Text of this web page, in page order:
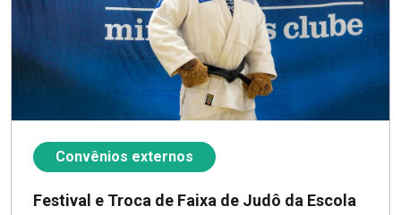
Convênios externos
Festival e Troca de Faixa de Judô da Escola